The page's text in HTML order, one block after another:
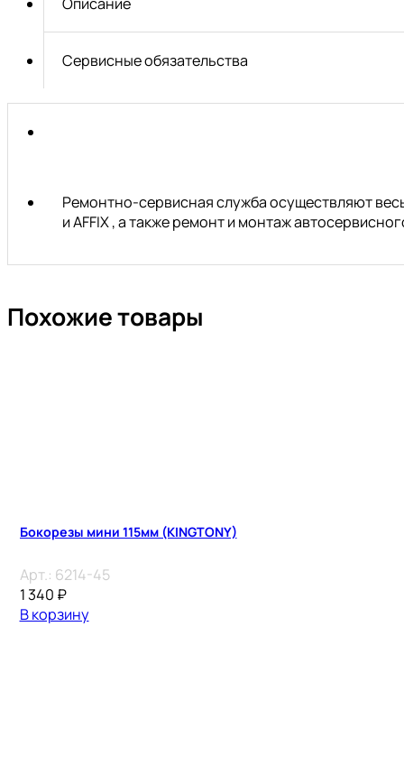
Сервисные обязательства
Ремонтно-сервисная служба осуществляют
и AFFIX , а также ремонт и монтаж
Похожие товары
Бокорезы мини 115мм (KINGTONY)
Арт.: 6214-45
1 340 ₽
В корзину